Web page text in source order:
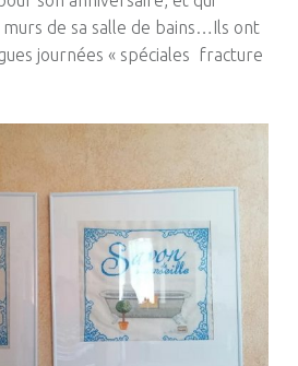
de sa salle de bains…Ils ont
journées « spéciales fracture